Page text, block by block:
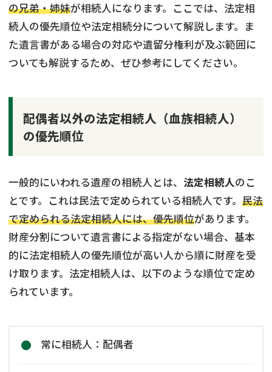
の兄弟・姉妹が相続人になります。ここでは、法定相
続人の優先順位や法定相続分について解説します。ま
た遺言書がある場合の対応や遺留分権利が及ぶ範囲に
ついても解説するため、ぜひ参考にしてください。
配偶者以外の法定相続人（血族相続人）
の優先順位
一般的にいわれる遺産の相続人とは、 法定相続人のこ
とです。これは民法で定められている相続人です。 民法
で定められる法定相続人には、優先順位があります。
財産分割について遺言書による指定がない場合、基本
的に法定相続人の優先順位が高い人から順に財産を受
け取ります。法定相続人は、以下のような順位で定め
られています。
常に相続人：配偶者